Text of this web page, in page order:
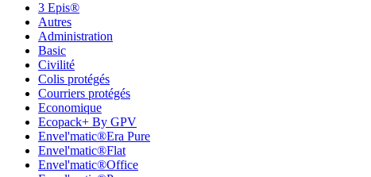
3 Epis®
Autres
Administration
Basic
Civilité
Colis protégés
Courriers protégés
Economique
Ecopack+ By GPV
Envel'matic®Era Pure
Envel'matic®Flat
Envel'matic®Office